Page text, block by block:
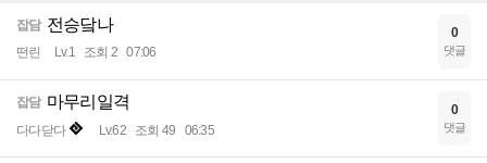
잡담 전승닼나
떤린 Lv.1 조회 2 07:06
0
댓글
잡담 마무리일격
다다닫다 Lv.62 조회 49 06:35
0
댓글